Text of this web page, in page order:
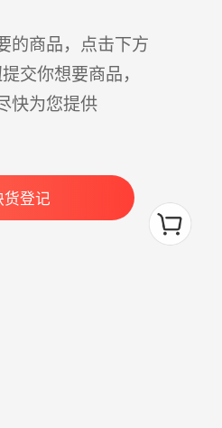
的商品，点击下方
交你想要商品，
快为您提供
货登记